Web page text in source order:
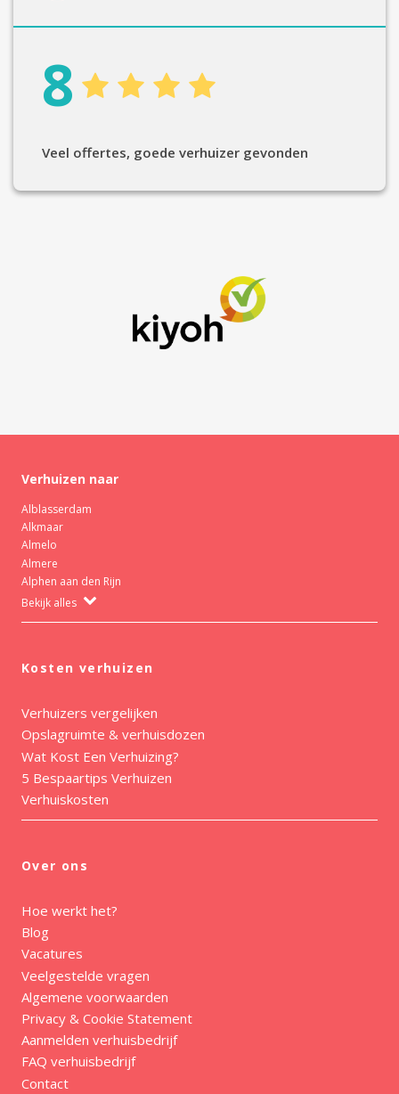
8
Veel offertes, goede verhuizer gevonden
Verhuizen naar
Alblasserdam
Alkmaar
Almelo
Almere
Alphen aan den Rijn
Bekijk alles
Kosten verhuizen
Verhuizers vergelijken
Opslagruimte & verhuisdozen
Wat Kost Een Verhuizing?
5 Bespaartips Verhuizen
Verhuiskosten
Over ons
Hoe werkt het?
Blog
Vacatures
Veelgestelde vragen
Algemene voorwaarden
Privacy & Cookie Statement
Aanmelden verhuisbedrijf
FAQ verhuisbedrijf
Contact